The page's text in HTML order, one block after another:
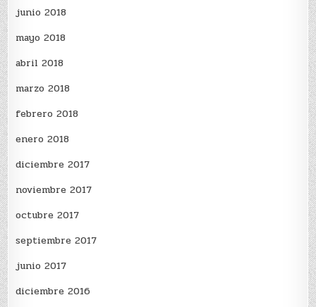
junio 2018
mayo 2018
abril 2018
marzo 2018
febrero 2018
enero 2018
diciembre 2017
noviembre 2017
octubre 2017
septiembre 2017
junio 2017
diciembre 2016